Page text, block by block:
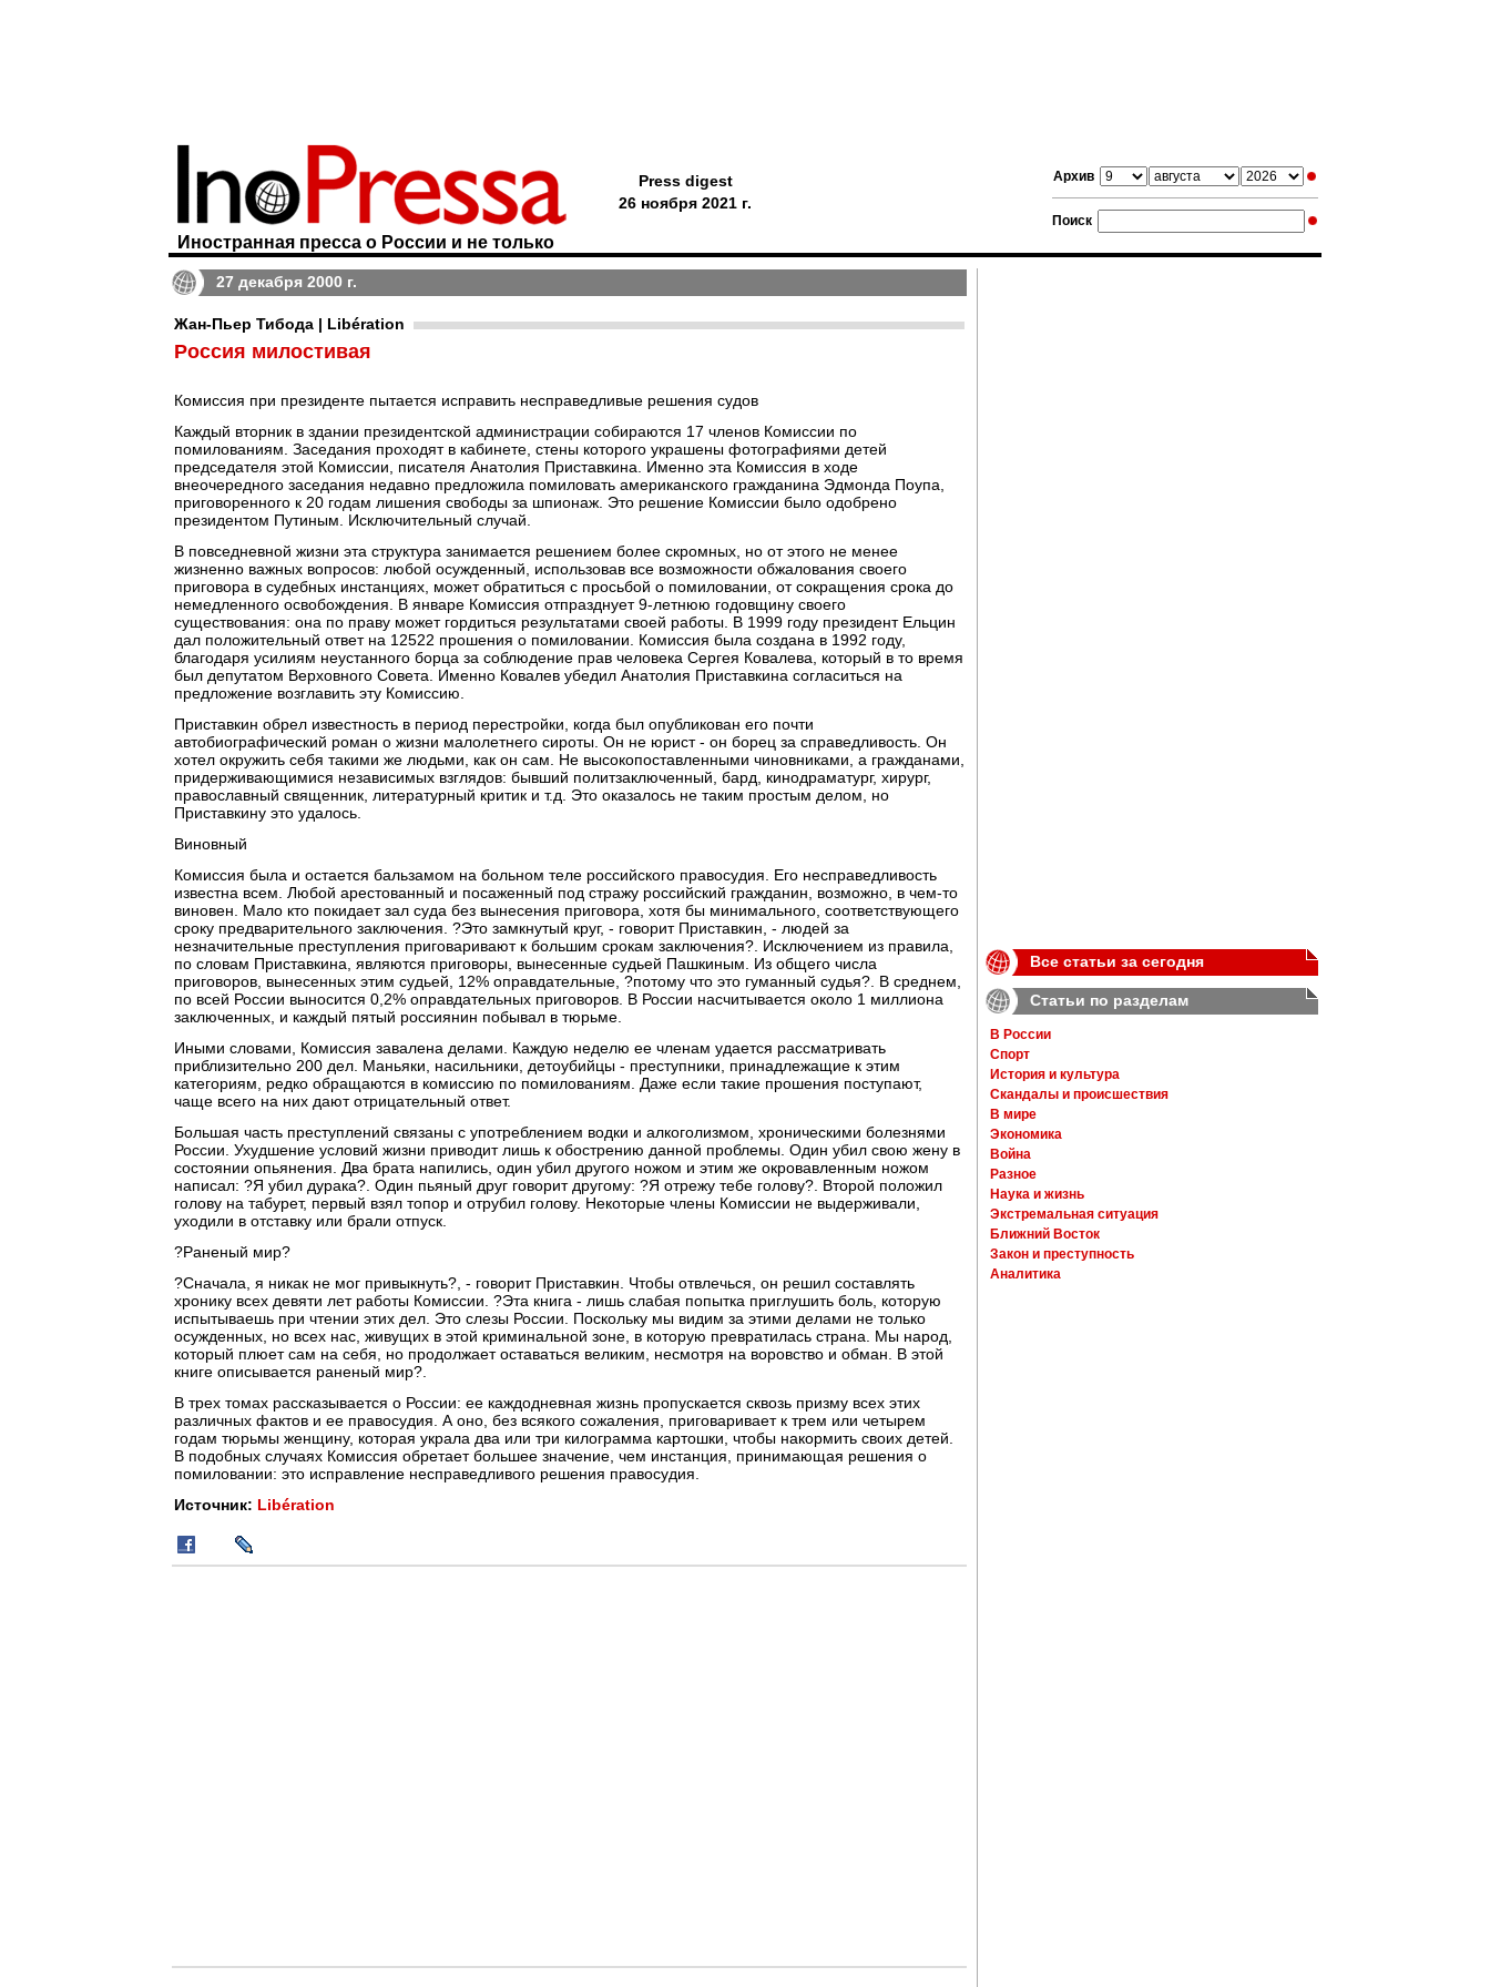
Архив
Поиск
Иностранная пресса о России и не только
Press digest
26 ноября 2021 г.
27 декабря 2000 г.
Жан-Пьер Тибода | Libération
Россия милостивая
Комиссия при президенте пытается исправить несправедливые решения судов
Каждый вторник в здании президентской администрации собираются 17 членов Комиссии по
помилованиям. Заседания проходят в кабинете, стены которого украшены фотографиями детей
председателя этой Комиссии, писателя Анатолия Приставкина. Именно эта Комиссия в ходе
внеочередного заседания недавно предложила помиловать американского гражданина Эдмонда Поупа,
приговоренного к 20 годам лишения свободы за шпионаж. Это решение Комиссии было одобрено
президентом Путиным. Исключительный случай.
В повседневной жизни эта структура занимается решением более скромных, но от этого не менее
жизненно важных вопросов: любой осужденный, использовав все возможности обжалования своего
приговора в судебных инстанциях, может обратиться с просьбой о помиловании, от сокращения срока до
немедленного освобождения. В январе Комиссия отпразднует 9-летнюю годовщину своего
существования: она по праву может гордиться результатами своей работы. В 1999 году президент Ельцин
дал положительный ответ на 12522 прошения о помиловании. Комиссия была создана в 1992 году,
благодаря усилиям неустанного борца за соблюдение прав человека Сергея Ковалева, который в то время
был депутатом Верховного Совета. Именно Ковалев убедил Анатолия Приставкина согласиться на
предложение возглавить эту Комиссию.
Приставкин обрел известность в период перестройки, когда был опубликован его почти
автобиографический роман о жизни малолетнего сироты. Он не юрист - он борец за справедливость. Он
хотел окружить себя такими же людьми, как он сам. Не высокопоставленными чиновниками, а гражданами,
придерживающимися независимых взглядов: бывший политзаключенный, бард, кинодраматург, хирург,
православный священник, литературный критик и т.д. Это оказалось не таким простым делом, но
Приставкину это удалось.
Виновный
Комиссия была и остается бальзамом на больном теле российского правосудия. Его несправедливость
известна всем. Любой арестованный и посаженный под стражу российский гражданин, возможно, в чем-то
виновен. Мало кто покидает зал суда без вынесения приговора, хотя бы минимального, соответствующего
сроку предварительного заключения. ?Это замкнутый круг, - говорит Приставкин, - людей за
незначительные преступления приговаривают к большим срокам заключения?. Исключением из правила,
по словам Приставкина, являются приговоры, вынесенные судьей Пашкиным. Из общего числа
приговоров, вынесенных этим судьей, 12% оправдательные, ?потому что это гуманный судья?. В среднем,
по всей России выносится 0,2% оправдательных приговоров. В России насчитывается около 1 миллиона
заключенных, и каждый пятый россиянин побывал в тюрьме.
Иными словами, Комиссия завалена делами. Каждую неделю ее членам удается рассматривать
приблизительно 200 дел. Маньяки, насильники, детоубийцы - преступники, принадлежащие к этим
категориям, редко обращаются в комиссию по помилованиям. Даже если такие прошения поступают,
чаще всего на них дают отрицательный ответ.
Большая часть преступлений связаны с употреблением водки и алкоголизмом, хроническими болезнями
России. Ухудшение условий жизни приводит лишь к обострению данной проблемы. Один убил свою жену в
состоянии опьянения. Два брата напились, один убил другого ножом и этим же окровавленным ножом
написал: ?Я убил дурака?. Один пьяный друг говорит другому: ?Я отрежу тебе голову?. Второй положил
голову на табурет, первый взял топор и отрубил голову. Некоторые члены Комиссии не выдерживали,
уходили в отставку или брали отпуск.
?Раненый мир?
?Сначала, я никак не мог привыкнуть?, - говорит Приставкин. Чтобы отвлечься, он решил составлять
хронику всех девяти лет работы Комиссии. ?Эта книга - лишь слабая попытка приглушить боль, которую
испытываешь при чтении этих дел. Это слезы России. Поскольку мы видим за этими делами не только
осужденных, но всех нас, живущих в этой криминальной зоне, в которую превратилась страна. Мы народ,
который плюет сам на себя, но продолжает оставаться великим, несмотря на воровство и обман. В этой
книге описывается раненый мир?.
В трех томах рассказывается о России: ее каждодневная жизнь пропускается сквозь призму всех этих
различных фактов и ее правосудия. А оно, без всякого сожаления, приговаривает к трем или четырем
годам тюрьмы женщину, которая украла два или три килограмма картошки, чтобы накормить своих детей.
В подобных случаях Комиссия обретает большее значение, чем инстанция, принимающая решения о
помиловании: это исправление несправедливого решения правосудия.
Источник: Libération
Все статьи за сегодня
Статьи по разделам
В России
Спорт
История и культура
Скандалы и происшествия
В мире
Экономика
Война
Разное
Наука и жизнь
Экстремальная ситуация
Ближний Восток
Закон и преступность
Аналитика